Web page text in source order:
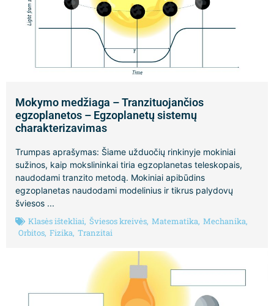
Mokymo medžiaga – Tranzituojančios
egzoplanetos – Egzoplanetų sistemų
charakterizavimas
Trumpas aprašymas: Šiame užduočių rinkinyje mokiniai
sužinos, kaip mokslininkai tiria egzoplanetas teleskopais,
naudodami tranzito metodą. Mokiniai apibūdins
egzoplanetas naudodami modelinius ir tikrus palydovų
šviesos ...
Klasės ištekliai, Šviesos kreivės, Matematika, Mechanika,
Orbitos, Fizika, Tranzitai